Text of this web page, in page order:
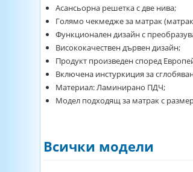
Асансьорна решетка с две нива;
Голямо чекмедже за матрак
Функционален дизайн с
Висококачествен дървен дизайн;
Продукт произведен според
Включена инстуркиция за
Материал: Ламинирано ПДЧ;
Модел подходящ за матрак с
Всички модели